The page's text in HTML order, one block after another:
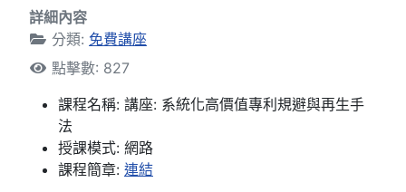
詳細內容
分類: 免費講座
點擊數: 827
課程名稱: 講座: 系統化高價值專利規避與再生手
法
授課模式: 網路
課程簡章: 連結